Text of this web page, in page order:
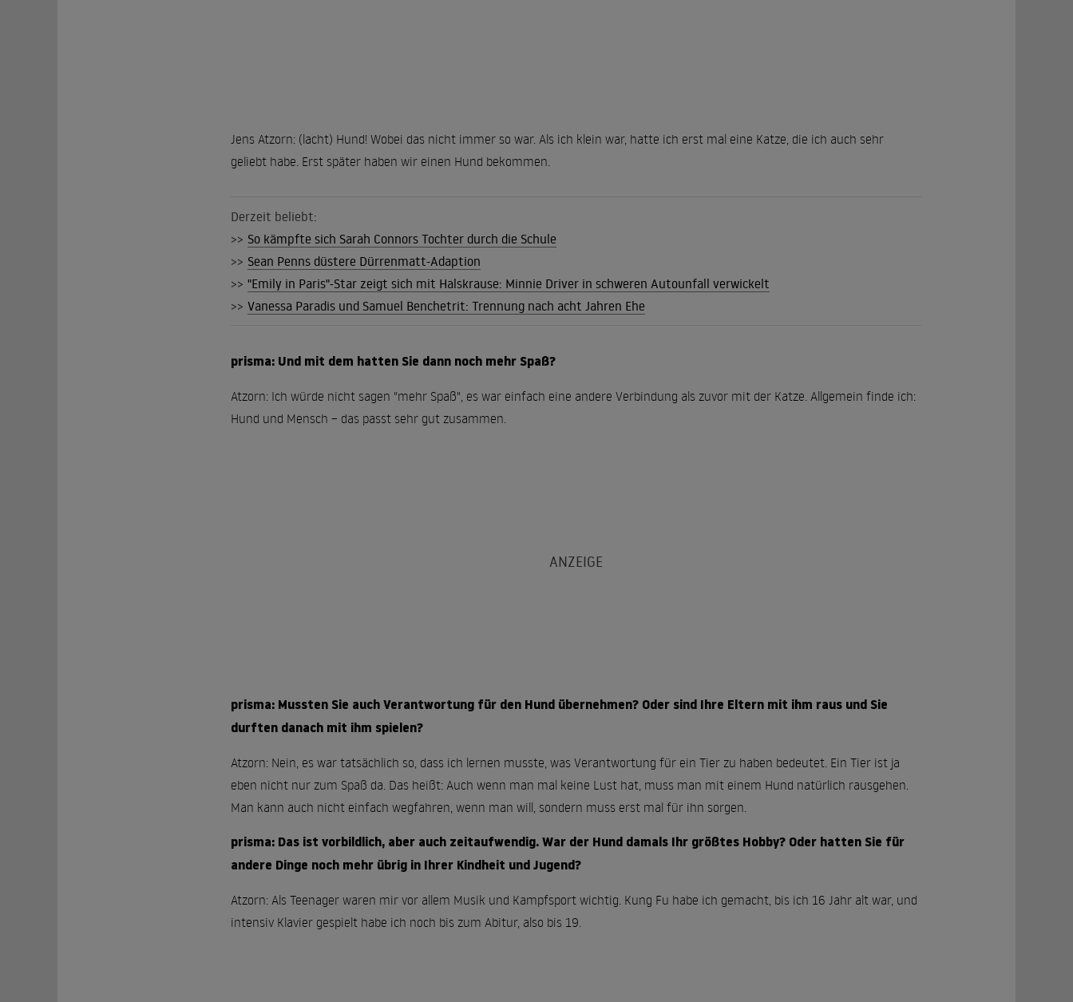
Jens Atzorn: (lacht) Hund! Wobei das nicht immer so war. Als ich klein war, hatte ich erst mal eine Katze, die ich auch sehr
geliebt habe. Erst später haben wir einen Hund bekommen.
Derzeit beliebt:
>> So kämpfte sich Sarah Connors Tochter durch die Schule
>> Sean Penns düstere Dürrenmatt-Adaption
>> "Emily in Paris"-Star zeigt sich mit Halskrause: Minnie Driver in schweren Autounfall verwickelt
>> Vanessa Paradis und Samuel Benchetrit: Trennung nach acht Jahren Ehe
prisma: Und mit dem hatten Sie dann noch mehr Spaß?
Atzorn: Ich würde nicht sagen "mehr Spaß", es war einfach eine andere Verbindung als zuvor mit der Katze. Allgemein finde ich:
Hund und Mensch – das passt sehr gut zusammen.
prisma: Mussten Sie auch Verantwortung für den Hund übernehmen? Oder sind Ihre Eltern mit ihm raus und Sie
durften danach mit ihm spielen?
Atzorn: Nein, es war tatsächlich so, dass ich lernen musste, was Verantwortung für ein Tier zu haben bedeutet. Ein Tier ist ja
eben nicht nur zum Spaß da. Das heißt: Auch wenn man mal keine Lust hat, muss man mit einem Hund natürlich rausgehen.
Man kann auch nicht einfach wegfahren, wenn man will, sondern muss erst mal für ihn sorgen.
prisma: Das ist vorbildlich, aber auch zeitaufwendig. War der Hund damals Ihr größtes Hobby? Oder hatten Sie für
andere Dinge noch mehr übrig in Ihrer Kindheit und Jugend?
Atzorn: Als Teenager waren mir vor allem Musik und Kampfsport wichtig. Kung Fu habe ich gemacht, bis ich 16 Jahr alt war, und
intensiv Klavier gespielt habe ich noch bis zum Abitur, also bis 19.